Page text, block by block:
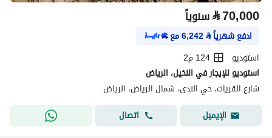
⃁70,000 سنوياً
ادفع شهرياً⃁
6,242مع
استوديو
124 م2
استوديو للإيجار في النخيل، الرياض
شارع القريات، حي الندى، شمال الرياض، الرياض
الإيميل
اتصال